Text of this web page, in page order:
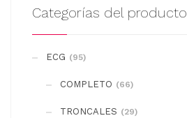
Las
pueden
elegir
Categorías del producto
ECG (95)
COMPLETO (66)
TRONCALES (29)